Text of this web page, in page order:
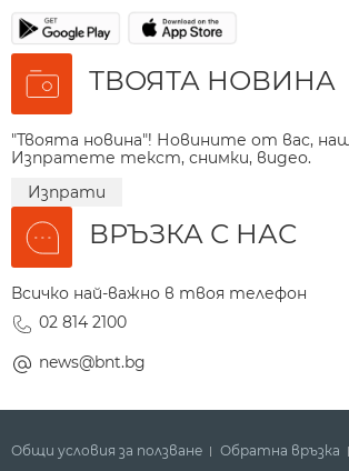
ТВОЯТА НОВИНА
"Твоята новина"! Новините от вас,
Изпратете текст, снимки, видео.
Изпрати
ВРЪЗКА С НАС
Всичко най-важно в твоя телефон
02 814 2100
news@bnt.bg
Общи условия за ползване Обратна връзка